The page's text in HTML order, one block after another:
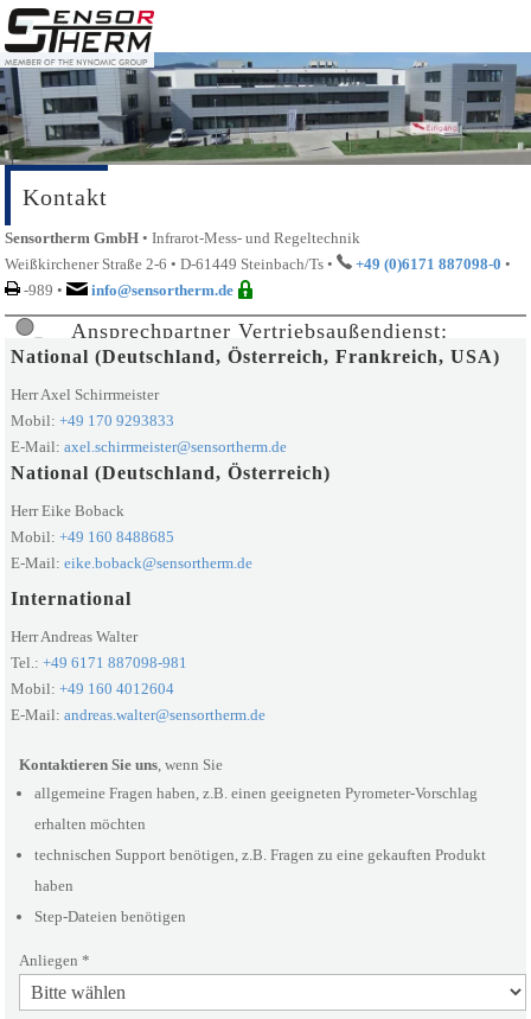
Kontakt
Sensortherm GmbH • Infrarot-Mess- und Regeltechnik
Weißkirchener Straße 2-6 • D-61449 Steinbach/Ts •
+49 (0)6171 887098-0 •
-989 •
info@sensortherm.de
Ansprechpartner Vertriebsaußendienst:
National (Deutschland, Österreich, Frankreich, USA)
Herr Axel Schirrmeister
Mobil:+49 170 9293833
E-Mail:axel.schirrmeister@sensortherm.de
National (Deutschland, Österreich)
Herr Eike Boback
Mobil:+49 160 8488685
E-Mail:eike.boback@sensortherm.de
International
Herr Andreas Walter
Tel.:+49 6171 887098-981
Mobil:+49 160 4012604
E-Mail:andreas.walter@sensortherm.de
Kontaktieren Sie uns, wenn Sie
allgemeine Fragen haben, z.B. einen geeigneten Pyrometer-Vorschlag
erhalten möchten
technischen Support benötigen, z.B. Fragen zu eine gekauften Produkt
haben
Step-Dateien benötigen
Anliegen *